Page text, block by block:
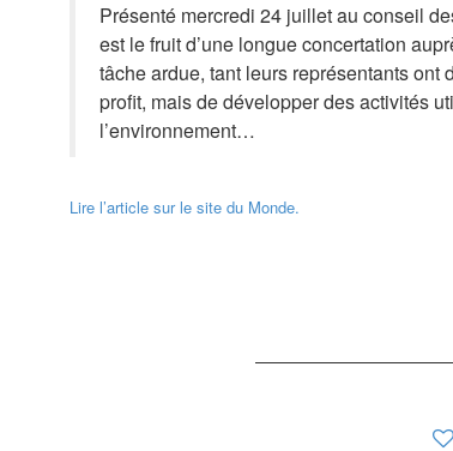
Présenté mercredi 24 juillet au conseil
est le fruit d’une longue concertation
tâche ardue, tant leurs représentants ont
profit, mais de développer des activités
l’environnement…
Lire l’article sur le site du Monde.